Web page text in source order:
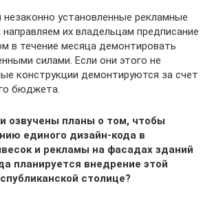
установленные рекламные
их владельцам предписание
в течение месяца демонтировать
силами. Если они этого не
конструкции демонтируются за счет
бюджета.
озвучены планы о том, чтобы
единого дизайн-кода в
и рекламы на фасадах зданий
планируется внедрение этой
столице?